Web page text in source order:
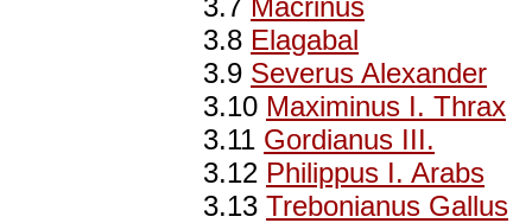
3.7 Macrinus
3.8 Elagabal
3.9 Severus Alexander
3.10 Maximinus I. Thrax
3.11 Gordianus III.
3.12 Philippus I. Arabs
3.13 Trebonianus Gallus